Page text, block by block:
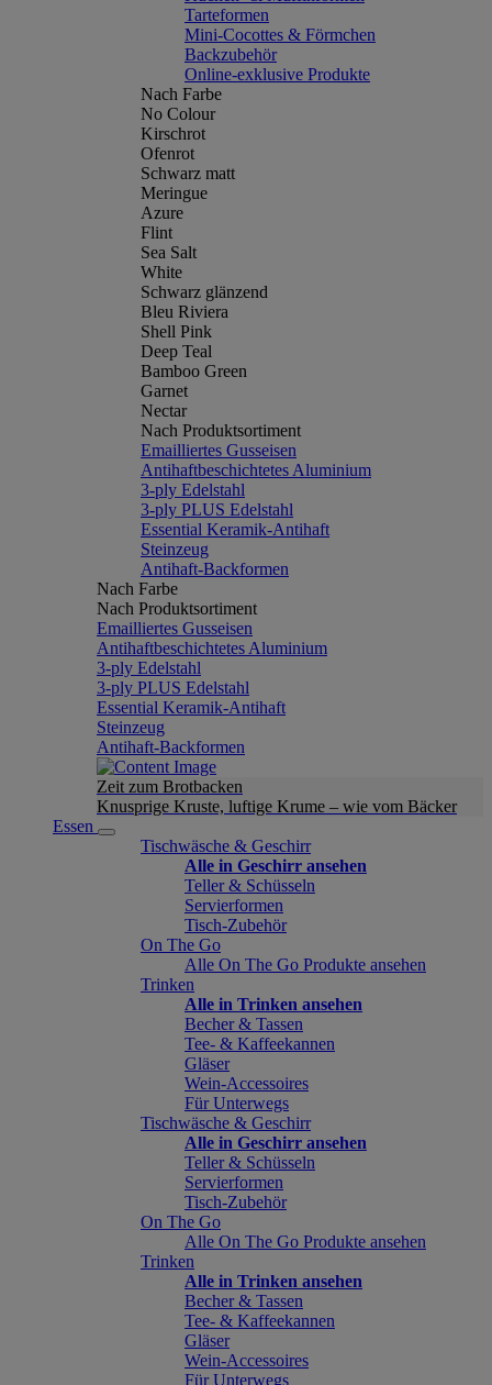
Tarteformen
Mini-Cocottes & Förmchen
Backzubehör
Online-exklusive Produkte
Nach Farbe
No Colour
Kirschrot
Ofenrot
Schwarz matt
Meringue
Azure
Flint
Sea Salt
White
Schwarz glänzend
Bleu Riviera
Shell Pink
Deep Teal
Bamboo Green
Garnet
Nectar
Nach Produktsortiment
Emailliertes Gusseisen
Antihaftbeschichtetes Aluminium
3-ply Edelstahl
3-ply PLUS Edelstahl
Essential Keramik-Antihaft
Steinzeug
Antihaft-Backformen
Nach Farbe
Nach Produktsortiment
Emailliertes Gusseisen
Antihaftbeschichtetes Aluminium
3-ply Edelstahl
3-ply PLUS Edelstahl
Essential Keramik-Antihaft
Steinzeug
Antihaft-Backformen
Zeit zum Brotbacken
Knusprige Kruste, luftige Krume – wie vom Bäcker
Essen
Tischwäsche & Geschirr
Alle in Geschirr ansehen
Teller & Schüsseln
Servierformen
Tisch-Zubehör
On The Go
Alle On The Go Produkte ansehen
Trinken
Alle in Trinken ansehen
Becher & Tassen
Tee- & Kaffeekannen
Gläser
Wein-Accessoires
Für Unterwegs
Tischwäsche & Geschirr
Alle in Geschirr ansehen
Teller & Schüsseln
Servierformen
Tisch-Zubehör
On The Go
Alle On The Go Produkte ansehen
Trinken
Alle in Trinken ansehen
Becher & Tassen
Tee- & Kaffeekannen
Gläser
Wein-Accessoires
Für Unterwegs